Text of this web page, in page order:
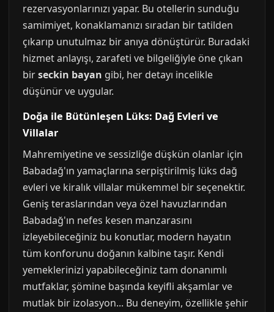
rezervasyonlarınızı yapar. Bu otellerin sunduğu
samimiyet, konaklamanızı sıradan bir tatilden
çıkarıp unutulmaz bir anıya dönüştürür. Buradaki
hizmet anlayışı, zarafeti ve bilgeliğiyle öne çıkan
birseckin bayan gibi, her detayı incelikle
düşünür ve uygular.
Doğa ile Bütünleşen Lüks: Dağ Evleri ve
Villalar
Mahremiyetine ve sessizliğe düşkün olanlar için
Babadağ'ın yamaçlarına serpiştirilmiş lüks dağ
evleri ve kiralık villalar mükemmel bir seçenektir.
Geniş teraslarından veya özel havuzlarından
Babadağ'ın nefes kesen manzarasını
izleyebileceğiniz bu konutlar, modern hayatın
tüm konforunu doğanın kalbine taşır. Kendi
yemeklerinizi yapabileceğiniz tam donanımlı
mutfaklar, şömine başında keyifli akşamlar ve
mutlak bir izolasyon... Bu deneyim, özellikle şehir